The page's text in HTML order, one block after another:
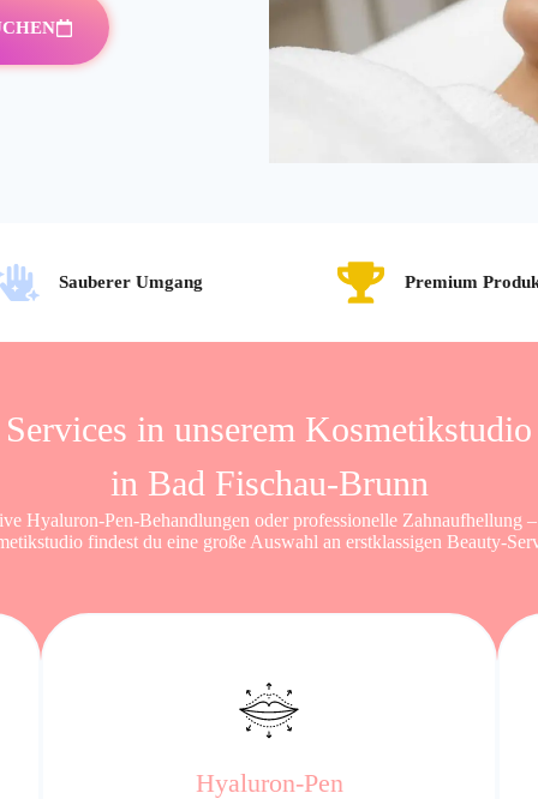
Sauberer Umgang Premium
Services in unserem Kosmetikstudio
in Bad Fischau-Brunn
Hyaluron-Pen-Behandlungen oder professionelle Zahnaufhellung
findest du eine große Auswahl an erstklassigen Beauty-
Hyaluron-Pen